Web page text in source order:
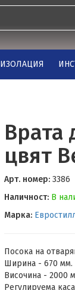
ИЗОЛАЦИЯ
Врата
цвят
Арт. номер: 3386
Наличност: В
Марка:
Посока на
Ширина - 670 мм.
Височина - 2000
Регулируема